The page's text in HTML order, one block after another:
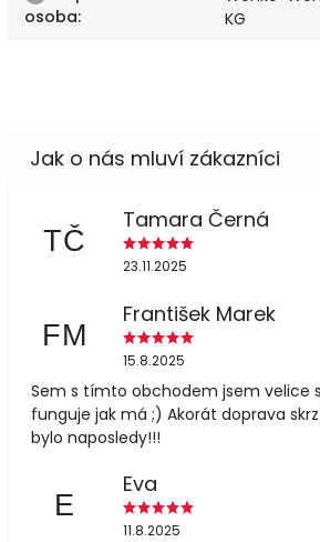
osoba:
KG
TČ
Tamara Černá
23.11.2025
FM
František Marek
15.8.2025
Sem s tímto obchodem jsem velice
funguje jak má ;) Akorát doprava
bylo naposledy!!!
E
Eva
11.8.2025